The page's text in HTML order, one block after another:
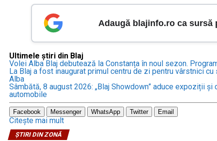
Adaugă blajinfo.ro ca sursă
Ultimele știri din Blaj
Volei Alba Blaj debutează la Constanța în noul sezon.
La Blaj a fost inaugurat primul centru de zi pentru vârstnici
Alba
Sâmbătă, 8 august 2026: „Blaj Showdown” aduce expoziții
automobile
Facebook Messenger WhatsApp Twitter Email
Citește mai mult
ȘTIRI DIN ZONĂ